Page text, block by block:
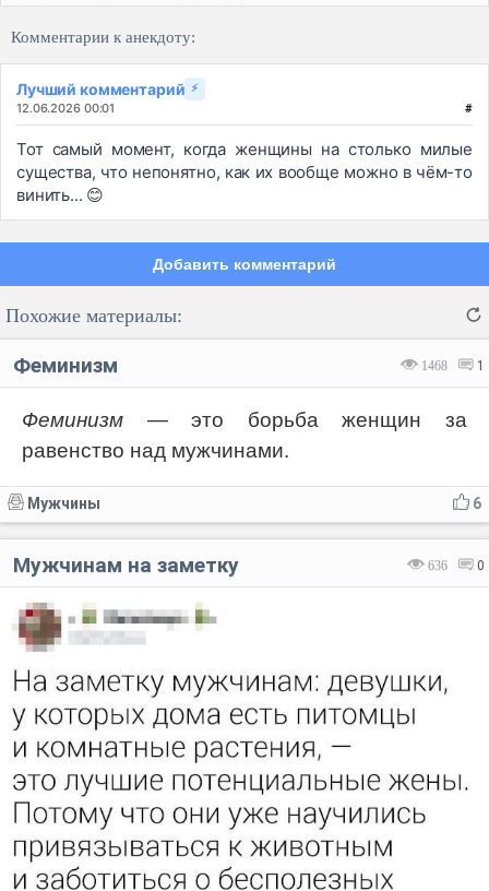
Комментарии к анекдоту:
Лучший комментарий ⚡
12.06.2026 00:01 #
Тот самый момент, когда женщины на столько милые
существа, что непонятно, как их вообще можно в чём-то
винить... 😊
Добавить комментарий
Код:
Похожие материалы:
1468 1
Феминизм
Феминизм — это борьба женщин за
равенство над мужчинами.
6
Мужчины
636 0
Мужчинам на заметку